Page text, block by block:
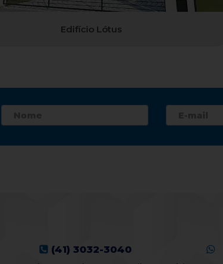
Edifício Lótus
(41) 3032-3040